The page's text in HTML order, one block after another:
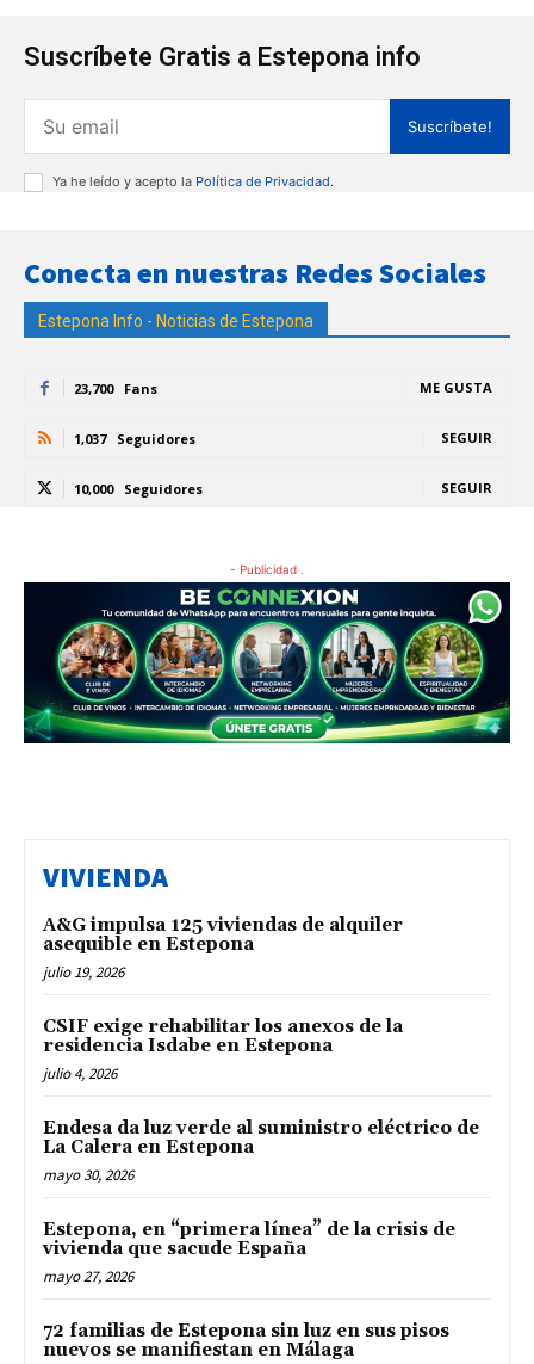
Suscríbete Gratis a Estepona info
Suscríbete!
Ya he leído y acepto la Política de Privacidad.
Conecta en nuestras Redes Sociales
Estepona Info - Noticias de Estepona
23,700 Fans ME GUSTA
1,037 Seguidores SEGUIR
10,000 Seguidores SEGUIR
- Publicidad .
VIVIENDA
A&G impulsa 125 viviendas de alquiler
asequible en Estepona
julio 19, 2026
CSIF exige rehabilitar los anexos de la
residencia Isdabe en Estepona
julio 4, 2026
Endesa da luz verde al suministro eléctrico de
La Calera en Estepona
mayo 30, 2026
Estepona, en “primera línea” de la crisis de
vivienda que sacude España
mayo 27, 2026
72 familias de Estepona sin luz en sus pisos
nuevos se manifiestan en Málaga